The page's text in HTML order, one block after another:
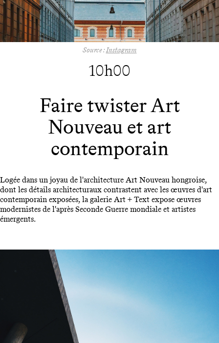
Source :Instagram
10h00
Faire twister Art
Nouveau et art
contemporain
Logée dans un joyau de l'architecture Art Nouveau hongroise,
dont les détails architecturaux contrastent avec les œuvres d'art
contemporain exposées, la galerie Art + Text expose œuvres
modernistes de l'après Seconde Guerre mondiale et artistes
émergents.